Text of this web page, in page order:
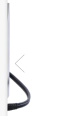
LINX小